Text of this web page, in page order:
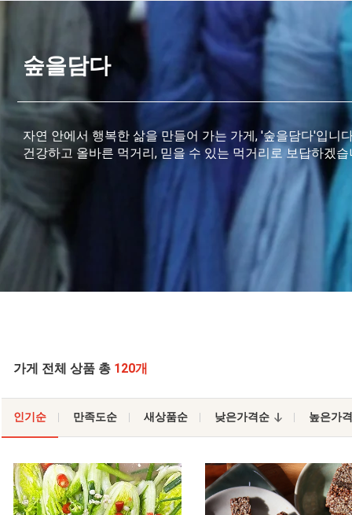
숲을담다
자연 안에서 행복한 삶을 만들어 가는 가게, '숲을담다'입니
건강하고 올바른 먹거리, 믿을 수 있는 먹거리로 보답하겠습
가게 전체 상품 총 120개
인기순 만족도순 새상품순 낮은가격순 높은가